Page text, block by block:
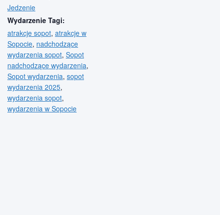
Jedzenie
Wydarzenie Tagi:
atrakcje sopot, atrakcje w
Sopocie, nadchodzące
wydarzenia sopot, Sopot
nadchodzące wydarzenia,
Sopot wydarzenia, sopot
wydarzenia 2025,
wydarzenia sopot,
wydarzenia w Sopocie